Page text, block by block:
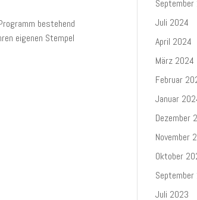
bestehend
eigenen Stempel
Juli 2024
April 2024
März 2024
Februar
Januar
Dezember
November
Oktober
Juli 2023